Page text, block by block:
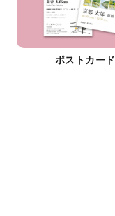
ポストカード